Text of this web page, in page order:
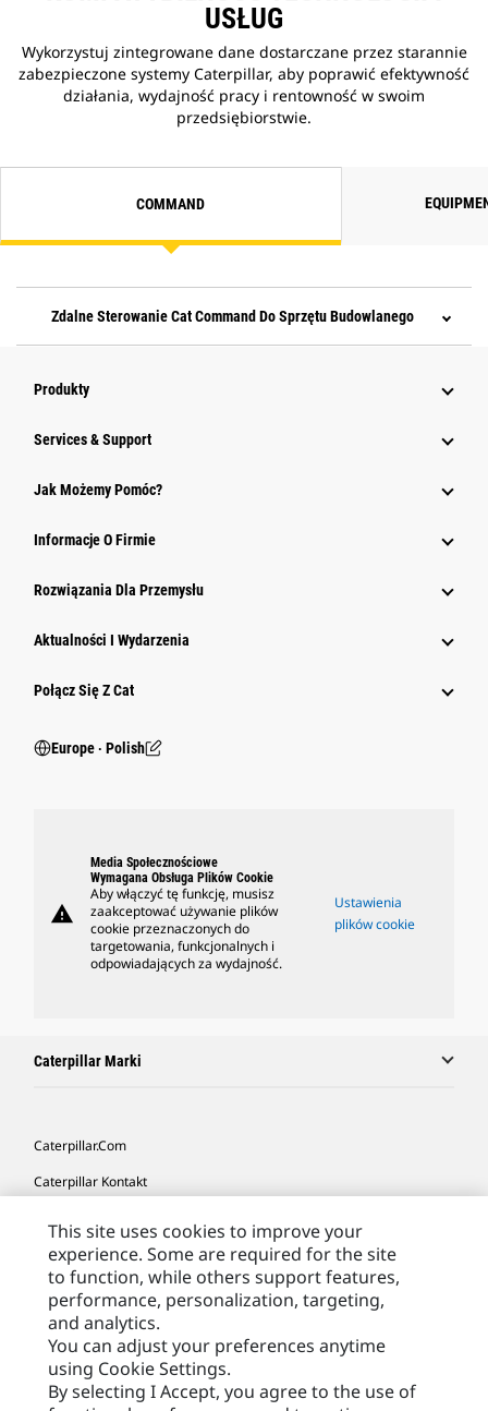
USŁUG
Wykorzystuj zintegrowane dane dostarczane przez starannie
zabezpieczone systemy Caterpillar, aby poprawić efektywność
działania, wydajność pracy i rentowność w swoim
przedsiębiorstwie.
COMMAND
Zdalne Sterowanie Cat Command Do Sprzętu Budowlanego
Produkty
Services & Support
Jak Możemy Pomóc?
Informacje O Firmie
Rozwiązania Dla Przemysłu
Aktualności I Wydarzenia
Połącz Się Z Cat
Europe ‧ Polish
warning
Media Społecznościowe
Wymagana Obsługa Plików Cookie
Aby włączyć tę funkcję, musisz
zaakceptować używanie plików
cookie przeznaczonych do
targetowania, funkcjonalnych i
odpowiadających za wydajność.
Ustawienia
plików cookie
Caterpillar Marki
Caterpillar.com
Caterpillar Kontakt
Moje Preferencje Marketingowe
Site Map
Cookie Settings
Legal
Privacy
This site uses cookies to improve your
experience. Some are required for the site
to function, while others support features,
performance, personalization, targeting,
and analytics.
You can adjust your preferences anytime
using Cookie Settings.
By selecting I Accept, you agree to the use of